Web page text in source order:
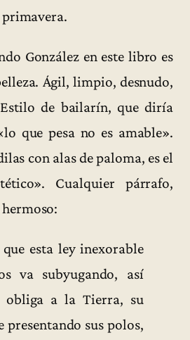
primavera.
González en este libro es
Ágil, limpio, desnudo,
de bailarín, que diría
que pesa no es amable».
con alas de paloma, es el
Cualquier párrafo,
esta ley inexorable
va subyugando, así
obliga a la Tierra, su
presentando sus polos,